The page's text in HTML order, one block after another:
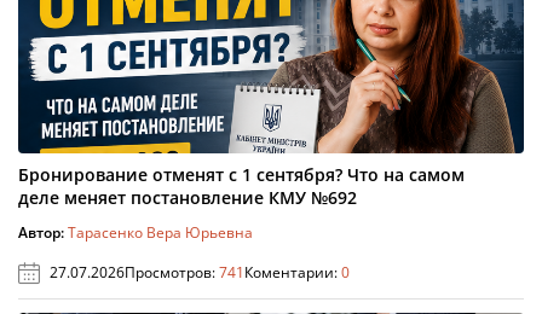
Бронирование отменят с 1 сентября? Что на самом
деле меняет постановление КМУ №692
Автор:Тарасенко Вера Юрьевна
27.07.2026Просмотров:741Коментарии:0